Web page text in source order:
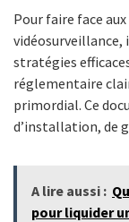
Pour faire face
vidéosurveillance,
stratégies
réglementaire
primordial. Ce
d’installation, de
A lire aussi :
pour liquider